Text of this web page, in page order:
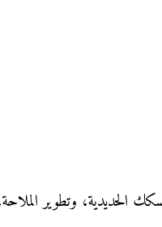
الحديدية، وتطوير